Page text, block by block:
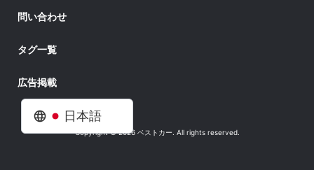
日本語
問い合わせ
タグ一覧
広告掲載
Copyright © 2026 ベストカー. All rights reserved.